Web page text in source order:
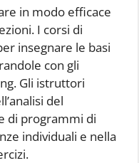
in modo efficace
I corsi di
insegnare le basi
con gli
Gli istruttori
del
di programmi di
individuali e nella